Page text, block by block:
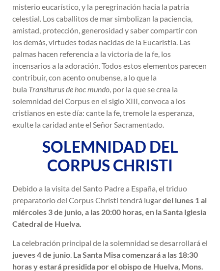
misterio eucarístico, y la peregrinación hacia la patria
celestial. Los caballitos de mar simbolizan la paciencia,
amistad, protección, generosidad y saber compartir con
los demás, virtudes todas nacidas de la Eucaristía. Las
palmas hacen referencia a la victoria de la fe, los
incensarios a la adoración. Todos estos elementos parecen
contribuir, con acento onubense, a lo que la
bula Transiturus de hoc mundo, por la que se crea la
solemnidad del Corpus en el siglo XIII, convoca a los
cristianos en este día: cante la fe, tremole la esperanza,
exulte la caridad ante el Señor Sacramentado.
SOLEMNIDAD DEL
CORPUS CHRISTI
Debido a la visita del Santo Padre a España, el triduo
preparatorio del Corpus Christi tendrá lugardel lunes 1 al
miércoles 3 de junio, a las 20:00 horas, en la Santa Iglesia
Catedral de Huelva.
La celebración principal de la solemnidad se desarrollará el
jueves 4 de junio La Santa Misa comenzará a las 18:30
horas y estará presidida por el obispo de Huelva, Mons.